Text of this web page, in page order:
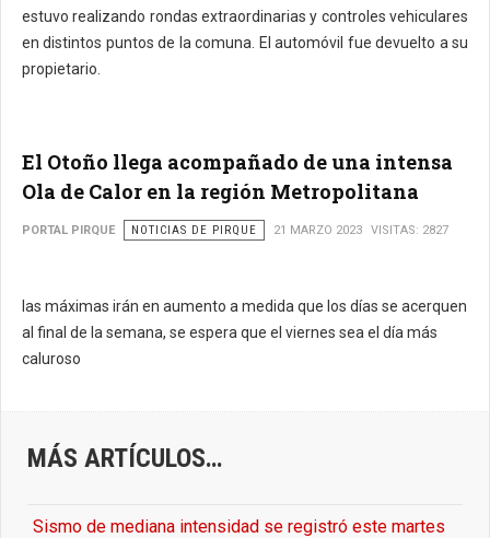
estuvo realizando rondas extraordinarias y controles vehiculares
en distintos puntos de la comuna. El automóvil fue devuelto a su
propietario.
El Otoño llega acompañado de una intensa
Ola de Calor en la región Metropolitana
PORTAL PIRQUE NOTICIAS DE PIRQUE 21 MARZO 2023 VISITAS: 2827
las máximas irán en aumento a medida que los días se acerquen
al final de la semana, se espera que el viernes sea el día más
caluroso
MÁS ARTÍCULOS…
Sismo de mediana intensidad se registró este martes